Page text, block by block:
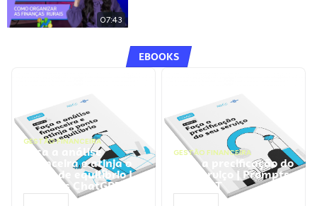
07:43
EBOOKS
GESTÃO FINANCEIRA
Faça a análise
financeira e atinja o
ponto de equilíbrio |
Prompts ChatGPT
GESTÃO FINANCEIRA
Faça a precificação do
seu serviço | Prompts
ChatGPT